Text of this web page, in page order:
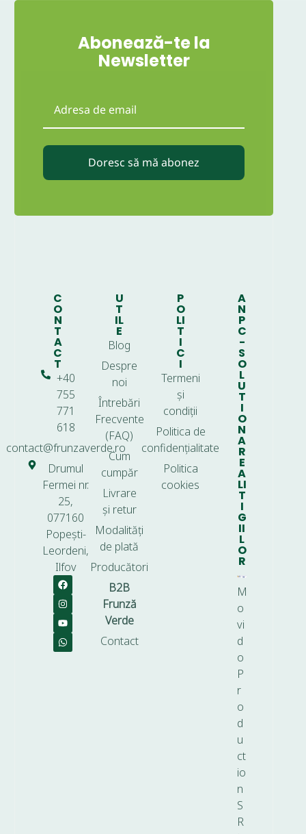
Abonează-te la
Newsletter
Doresc să mă abonez
C
O
N
T
A
C
T
+40
755
771
618
contact@frunzaverde.ro
Drumul
Fermei nr.
25,
077160
Popești-
Leordeni,
Ilfov
U
T
IL
E
Blog
Despre
noi
Întrebări
Frecvente
(FAQ)
Cum
cumpăr
Livrare
și retur
Modalități
de plată
Producători
B2B
Frunză
Verde
Contact
P
O
LI
T
I
C
I
Termeni
și
condiții
Politica de
confidențialitate
Politica
cookies
A
N
P
C
-
S
O
L
U
T
I
O
N
A
R
E
A
LI
T
I
G
II
L
O
R
M
o
vi
d
o
P
r
o
d
u
ct
io
n
S
R